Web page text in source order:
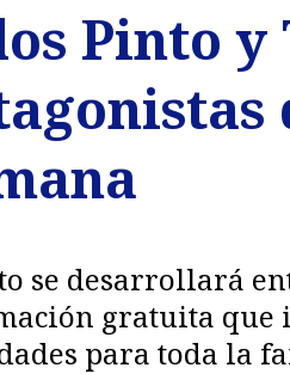
Pinto y
se desarrollará
gratuita que
para toda la